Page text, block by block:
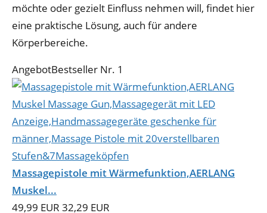
möchte oder gezielt Einfluss nehmen will, findet hier
eine praktische Lösung, auch für andere
Körperbereiche.
AngebotBestseller Nr. 1
Massagepistole mit Wärmefunktion,AERLANG
Muskel...
49,99 EUR 32,29 EUR